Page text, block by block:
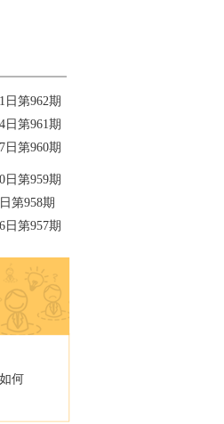
日第962期
日第961期
日第960期
日第959期
第958期
日第957期
何